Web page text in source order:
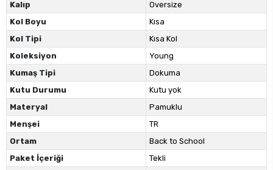
Kalıp
Oversize
Kol Boyu
Kısa
Kol Tipi
Kısa Kol
Koleksiyon
Young
Kumaş Tipi
Dokuma
Kutu Durumu
Kutu yok
Materyal
Pamuklu
Menşei
TR
Ortam
Back to School
Paket İçeriği
Tekli